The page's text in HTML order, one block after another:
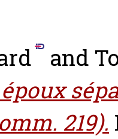
and
219).